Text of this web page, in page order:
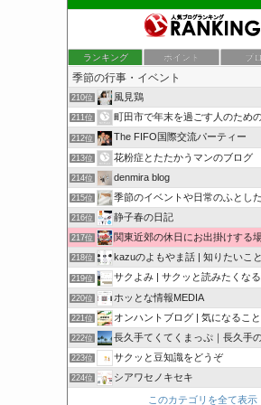
ランキング ポイント ブ
210位 風見鶏
211位 町田市で年末を過ごす人のためのグル
212位 The FIFO国際交流パーティー
213位 花粉症とたたかうマンのブログ
214位 denmira blog
215位 季節のイベントや日常のふとした
216位 静子春の日記
217位 関東近郊の休日にお出掛けする
218位 kazuのよもやま話 | 知りたいこと、知
219位 サクよみ | サクッと読みたくなる話題の
220位 ホッとな情報MEDIA
221位 オンハントブログ | 気になるこ
222位 長久手てくてくまっぷ｜長久手の魅力を地
223位 サクッと豆知識をどうぞ
224位 シアワセノキセキ
このカテゴリを全て表示